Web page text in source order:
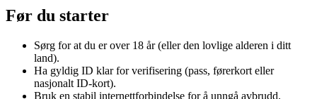
Før du starter
Sørg for at du er over 18 år (eller den lovlige alderen i ditt
land).
Ha gyldig ID klar for verifisering (pass, førerkort eller
nasjonalt ID-kort).
Bruk en stabil internettforbindelse for å unngå avbrudd.